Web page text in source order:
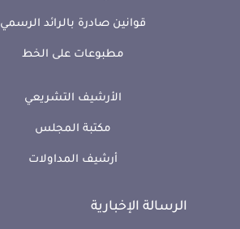
قوانين صادرة بالرائد الرسمي
مطبوعات على الخط
الأرشيف التشريعي
مكتبة المجلس
أرشيف المداولات
الرسالة الإخبارية